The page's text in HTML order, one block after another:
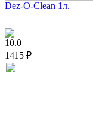
Dez-O-Clean 1л.
10.0
1415 ₽